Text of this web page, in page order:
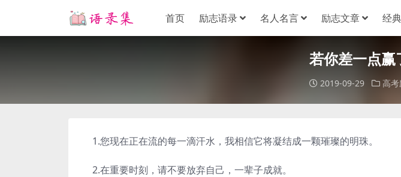
首页 励志语录 名人名言 励志文章 经
若你差一点
2019-09-29 高
1.您现在正在流的每一滴汗水，我相信它将凝结成一颗璀璨的明珠。
2.在重要时刻，请不要放弃自己，一辈子成就。